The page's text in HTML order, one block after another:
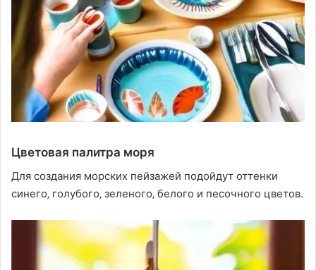
Цветовая палитра моря
Для создания морских пейзажей подойдут оттенки
синего‚ голубого‚ зеленого‚ белого и песочного цветов.